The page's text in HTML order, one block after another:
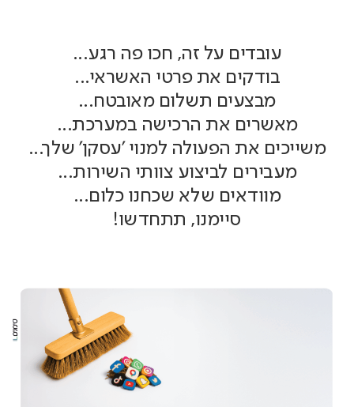
עובדים על זה, חכו פה רגע...
בודקים את פרטי האשראי...
מבצעים תשלום מאובטח...
מאשרים את הרכישה במערכת...
משייכים את הפעולה למנוי 'עסקן' שלך...
מעבירים לביצוע צוותי השירות...
מוודאים שלא שכחנו כלום...
סיימנו, תתחדשו!